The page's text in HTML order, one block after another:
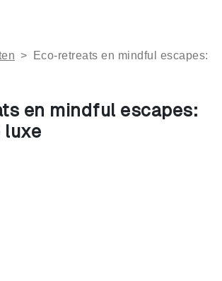
>
Eco-retreats en mindful escapes:
en mindful escapes:
luxe